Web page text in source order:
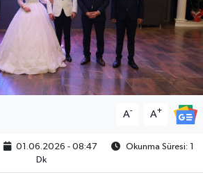
A- A+
01.06.2026 - 08:47
Okunma Süresi: 1
Dk